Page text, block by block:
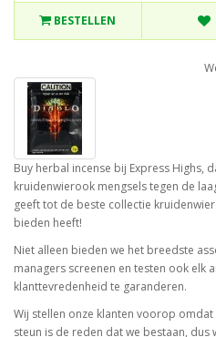
BESTELLEN
Buy herbal incense bij Express Highs,
kruidenwierook mengsels tegen de
geeft tot de beste collectie
bieden heeft!
Niet alleen bieden we het breedste
managers screenen en testen ook elk
klanttevredenheid te garanderen.
Wij stellen onze klanten voorop
steun is de reden dat we bestaan, dus